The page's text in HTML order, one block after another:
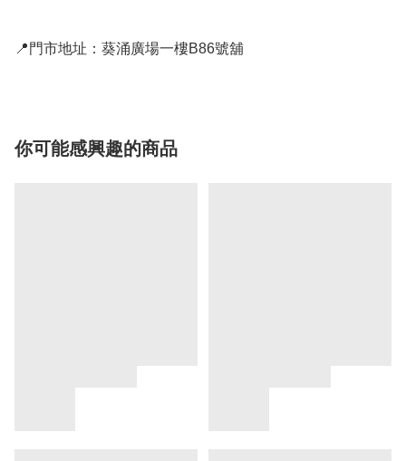
📍門市地址：葵涌廣場一樓B86號舖
你可能感興趣的商品